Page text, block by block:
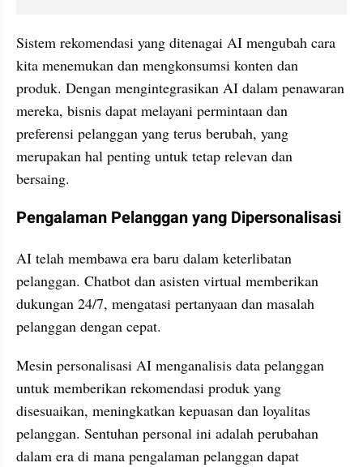
Sistem rekomendasi yang ditenagai AI mengubah cara
kita menemukan dan mengkonsumsi konten dan
produk. Dengan mengintegrasikan AI dalam penawaran
mereka, bisnis dapat melayani permintaan dan
preferensi pelanggan yang terus berubah, yang
merupakan hal penting untuk tetap relevan dan
bersaing.
Pengalaman Pelanggan yang Dipersonalisasi
AI telah membawa era baru dalam keterlibatan
pelanggan. Chatbot dan asisten virtual memberikan
dukungan 24/7, mengatasi pertanyaan dan masalah
pelanggan dengan cepat.
Mesin personalisasi AI menganalisis data pelanggan
untuk memberikan rekomendasi produk yang
disesuaikan, meningkatkan kepuasan dan loyalitas
pelanggan. Sentuhan personal ini adalah perubahan
dalam era di mana pengalaman pelanggan dapat